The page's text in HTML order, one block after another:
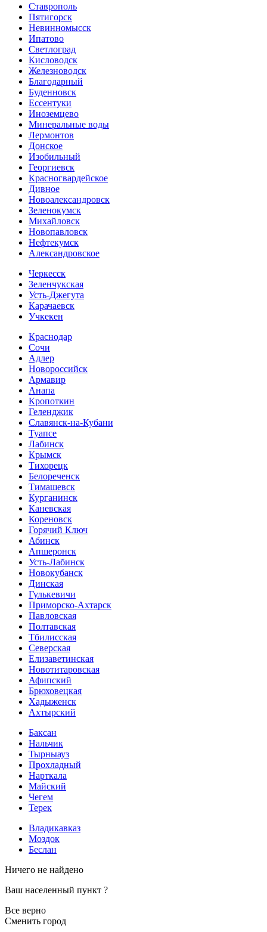
Ставрополь
Пятигорск
Невинномысск
Ипатово
Светлоград
Кисловодск
Железноводск
Благодарный
Буденновск
Ессентуки
Иноземцево
Минеральные воды
Лермонтов
Донское
Изобильный
Георгиевск
Красногвардейское
Дивное
Новоалександровск
Зеленокумск
Михайловск
Новопавловск
Нефтекумск
Александровское
Черкесск
Зеленчукская
Усть-Джегута
Карачаевск
Учкекен
Краснодар
Сочи
Адлер
Новороссийск
Армавир
Анапа
Кропоткин
Геленджик
Славянск-на-Кубани
Туапсе
Лабинск
Крымск
Тихорецк
Белореченск
Тимашевск
Курганинск
Каневская
Кореновск
Горячий Ключ
Абинск
Апшеронск
Усть-Лабинск
Новокубанск
Динская
Гулькевичи
Приморско-Ахтарск
Павловская
Полтавская
Тбилисская
Северская
Елизаветинская
Новотитаровская
Афипский
Брюховецкая
Хадыженск
Ахтырский
Баксан
Нальчик
Тырныауз
Прохладный
Нарткала
Майский
Чегем
Терек
Владикавказ
Моздок
Беслан
Ничего не найдено
Ваш населенный пункт ?
Все верно
Сменить город